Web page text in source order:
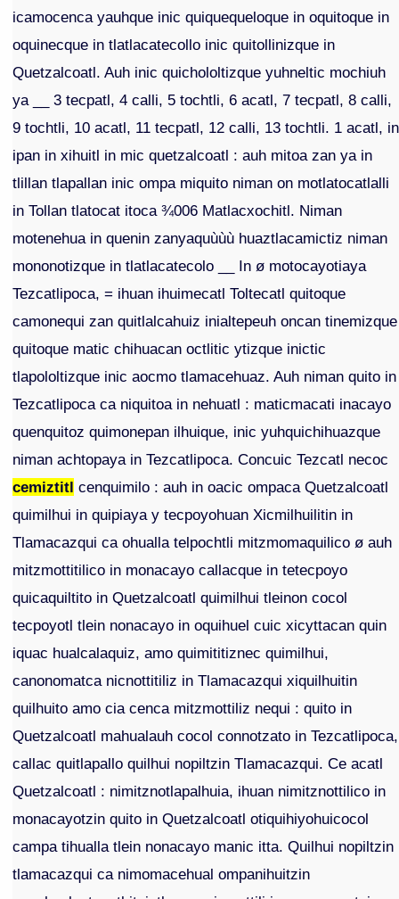
icamocenca yauhque inic quiquequeloque in oquitoque in
oquinecque in tlatlacatecollo inic quitollinizque in
Quetzalcoatl. Auh inic quichololtizque yuhneltic mochiuh
ya __ 3 tecpatl, 4 calli, 5 tochtli, 6 acatl, 7 tecpatl, 8 calli,
9 tochtli, 10 acatl, 11 tecpatl, 12 calli, 13 tochtli. 1 acatl, in
ipan in xihuitl in mic quetzalcoatl : auh mitoa zan ya in
tlillan tlapallan inic ompa miquito niman on motlatocatlalli
in Tollan tlatocat itoca ¾006 Matlacxochitl. Niman
motenehua in quenin zanyaquùùù huaztlacamictiz niman
mononotizque in tlatlacatecolo __ In ø motocayotiaya
Tezcatlipoca, = ihuan ihuimecatl Toltecatl quitoque
camonequi zan quitlalcahuiz inialtepeuh oncan tinemizque
quitoque matic chihuacan octlitic ytizque inictic
tlapololtizque inic aocmo tlamacehuaz. Auh niman quito in
Tezcatlipoca ca niquitoa in nehuatl : maticmacati inacayo
quenquitoz quimonepan ilhuique, inic yuhquichihuazque
niman achtopaya in Tezcatlipoca. Concuic Tezcatl necoc
cemiztitl cenquimilo : auh in oacic ompaca Quetzalcoatl
quimilhui in quipiaya y tecpoyohuan Xicmilhuilitin in
Tlamacazqui ca ohualla telpochtli mitzmomaquilico ø auh
mitzmottitilico in monacayo callacque in tetecpoyo
quicaquiltito in Quetzalcoatl quimilhui tleinon cocol
tecpoyotl tlein nonacayo in oquihuel cuic xicyttacan quin
iquac hualcalaquiz, amo quimititiznec quimilhui,
canonomatca nicnottitiliz in Tlamacazqui xiquilhuitin
quilhuito amo cia cenca mitzmottiliz nequi : quito in
Quetzalcoatl mahualauh cocol connotzato in Tezcatlipoca,
callac quitlapallo quilhui nopiltzin Tlamacazqui. Ce acatl
Quetzalcoatl : nimitznotlapalhuia, ihuan nimitznottilico in
monacayotzin quito in Quetzalcoatl otiquihiyohuicocol
campa tihualla tlein nonacayo manic itta. Quilhui nopiltzin
tlamacazqui ca nimomacehual ompanihuitzin